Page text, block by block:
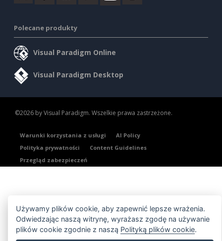
Polecane produkty
Visual Paradigm Online
Visual Paradigm Desktop
©2026 by Visual Paradigm. Wszelkie prawa zastrzeżone.
Warunki korzystania z usługi
AI Policy
Polityka prywatności
Content Guidelines
Przegląd zabezpieczeń
Używamy plików cookie, aby zapewnić lepsze wrażenia.
Odwiedzając naszą witrynę, wyrażasz zgodę na używanie
plików cookie zgodnie z naszą Polityką plików cookie.